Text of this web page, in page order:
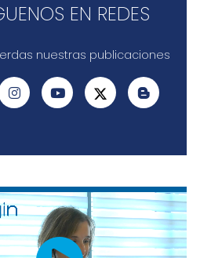
EN REDES
nuestras publicaciones